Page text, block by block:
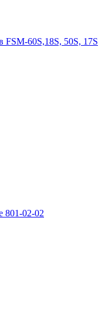
FSM-60S,18S, 50S, 17S
801-02-02